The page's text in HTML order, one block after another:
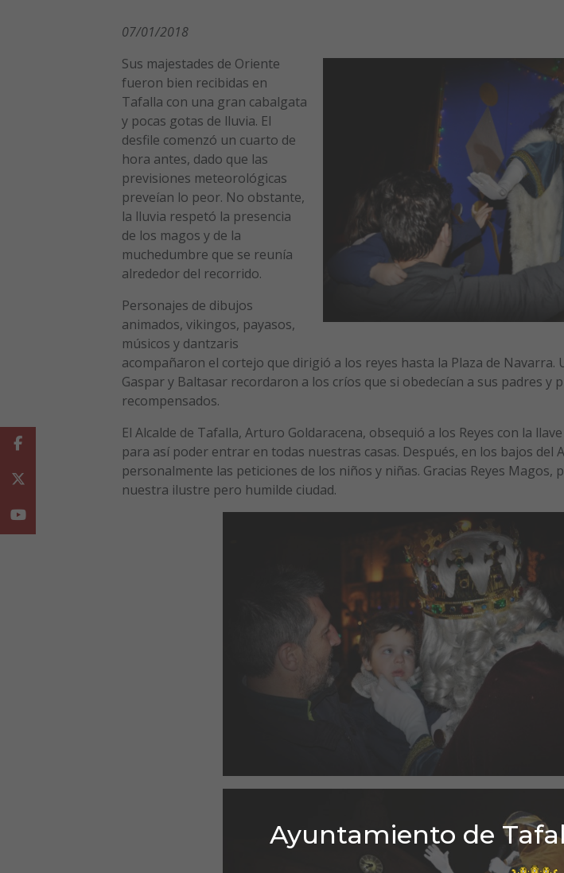
Ayuntamiento de
07/01/2018
Sus majestades de Oriente
fueron bien recibidas en
Tafalla con una gran cabalgata
y pocas gotas de lluvia. El
desfile comenzó un cuarto de
hora antes, dado que las
previsiones meteorológicas
preveían lo peor. No obstante,
la lluvia respetó la presencia
de los magos y de la
muchedumbre que se reunía
alrededor del recorrido.
Personajes de dibujos
animados, vikingos, payasos,
músicos y dantzaris
acompañaron el cortejo que dirigió a los reyes hasta la Plaza de Navarra.
Gaspar y Baltasar recordaron a los críos que si obedecían a sus padres y
recompensados.
El Alcalde de Tafalla, Arturo Goldaracena, obsequió a los Reyes con la
para así poder entrar en todas nuestras casas. Después, en los bajos del
personalmente las peticiones de los niños y niñas. Gracias Reyes Magos,
nuestra ilustre pero humilde ciudad.
Facebook
Youtube